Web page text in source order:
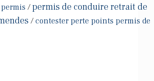
/permis de conduire retrait de
/contester perte points permis de